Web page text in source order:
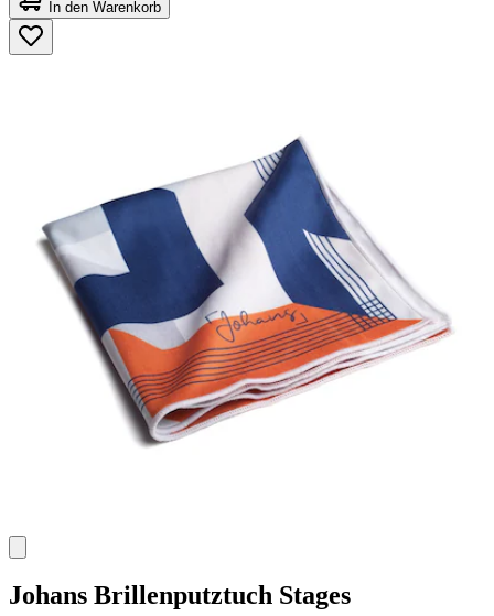
5
Sternen.
5
In den Warenkorb
Johans Brillenputztuch Stages